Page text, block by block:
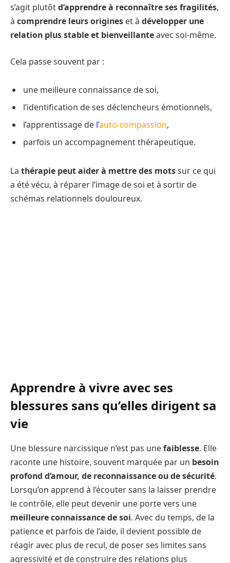
s’agit plutôtd’apprendre à reconnaître ses fragilités,
à comprendre leurs origines et à développer une
relation plus stable et bienveillanteavec soi-même.
Cela passe souvent par :
une meilleure connaissance de soi,
l’identification de ses déclencheurs émotionnels,
l’apprentissage de l’auto-compassion,
parfois un accompagnement thérapeutique.
La thérapie peut aider à mettre des motssur ce qui
a été vécu, à réparer l’image de soi et à sortir de
schémas relationnels douloureux.
Apprendre à vivre avec ses
blessures sans qu’elles dirigent sa
vie
Une blessure narcissique n’est pas unefaiblesse. Elle
raconte une histoire, souvent marquée par un besoin
profond d’amour, de reconnaissance ou de sécurité.
Lorsqu’on apprend à l’écouter sans la laisser prendre
le contrôle, elle peut devenir une porte vers une
meilleure connaissance de soi. Avec du temps, de la
patience et parfois de l’aide, il devient possible de
réagir avec plus de recul, de poser ses limites sans
agressivité et de construire des relations plus